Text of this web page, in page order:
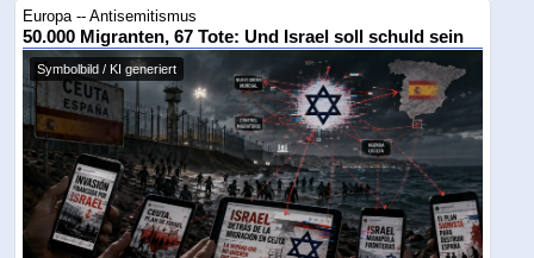
Europa -- Antisemitismus
50.000 Migranten, 67 Tote: Und Israel soll schuld sein
Symbolbild / KI generiert